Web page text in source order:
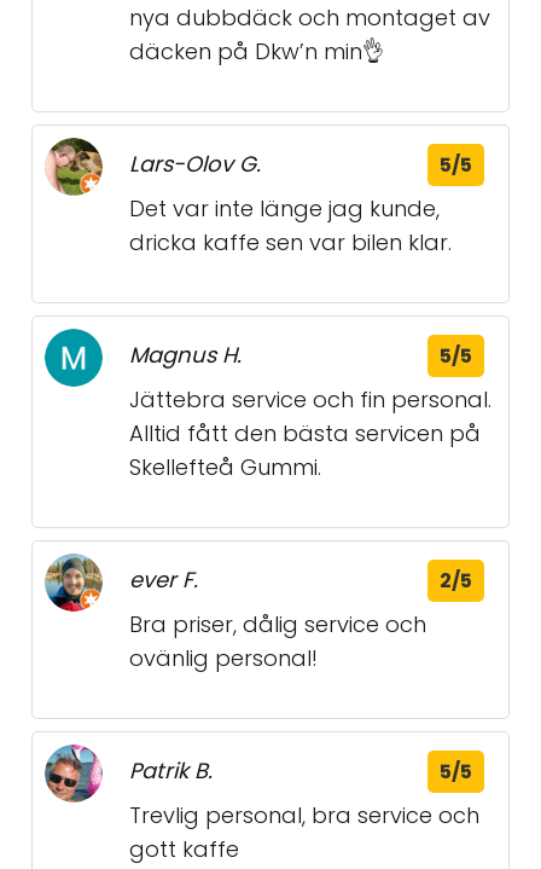
nya dubbdäck och montaget av
däcken på Dkw’n min👌
Lars-Olov G. 5/5
Det var inte länge jag kunde,
dricka kaffe sen var bilen klar.
Magnus H. 5/5
Jättebra service och fin personal.
Alltid fått den bästa servicen på
Skellefteå Gummi.
ever F. 2/5
Bra priser, dålig service och
ovänlig personal!
Patrik B. 5/5
Trevlig personal, bra service och
gott kaffe